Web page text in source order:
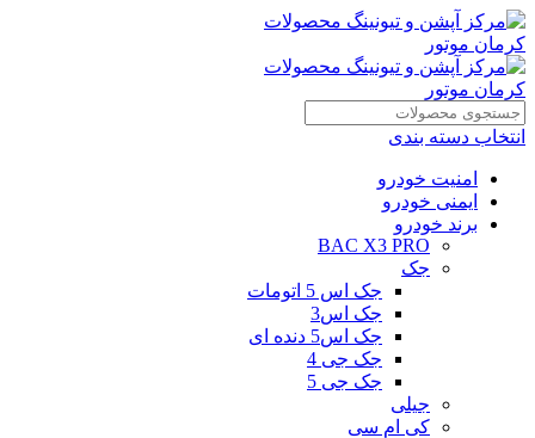
انتخاب دسته بندی
امنیت خودرو
ایمنی خودرو
برند خودرو
BAC X3 PRO
جک
جک اس 5 اتومات
جک اس3
جک اس5 دنده ای
جک جی 4
جک جی 5
جیلی
کی ام سی